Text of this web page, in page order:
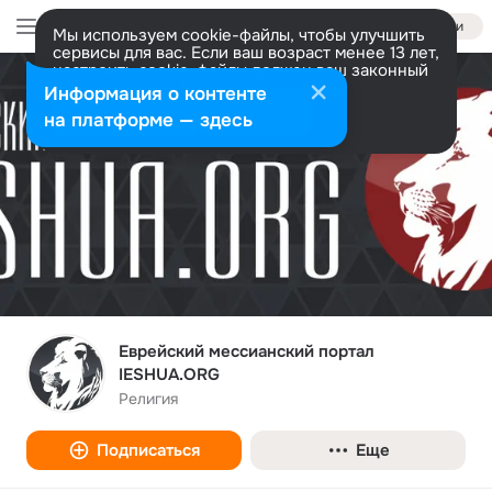
Войти
Мы используем cookie-файлы, чтобы улучшить
сервисы для вас. Если ваш возраст менее 13 лет,
настроить cookie-файлы должен ваш законный
представитель. Больше информации
Разрешить все Настроить
Еврейский мессианский портал
IESHUA.ORG
Религия
Подписаться Еще
Информация о контенте
на платформе — здесь